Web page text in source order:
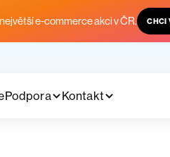
e-commerce akci v ČR. CHCI
Podpora Kontakt